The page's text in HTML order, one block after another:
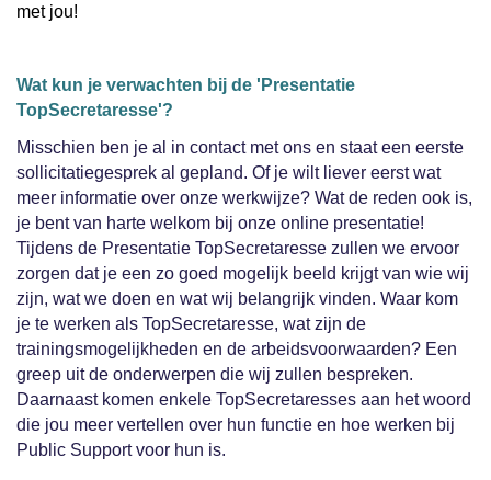
met jou!
Wat kun je verwachten bij de 'Presentatie
TopSecretaresse'?
Misschien ben je al in contact met ons en staat een eerste
sollicitatiegesprek al gepland. Of je wilt liever eerst wat
meer informatie over onze werkwijze? Wat de reden ook is,
je bent van harte welkom bij onze online presentatie!
Tijdens de Presentatie TopSecretaresse zullen we ervoor
zorgen dat je een zo goed mogelijk beeld krijgt van wie wij
zijn, wat we doen en wat wij belangrijk vinden. Waar kom
je te werken als TopSecretaresse, wat zijn de
trainingsmogelijkheden en de arbeidsvoorwaarden? Een
greep uit de onderwerpen die wij zullen bespreken.
Daarnaast komen enkele TopSecretaresses aan het woord
die jou meer vertellen over hun functie en hoe werken bij
Public Support voor hun is.